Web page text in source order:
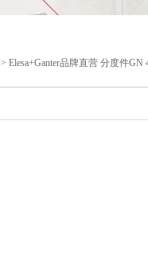
> Elesa+Ganter品牌直营 分度件